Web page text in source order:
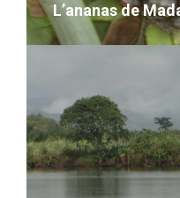
L’ananas de